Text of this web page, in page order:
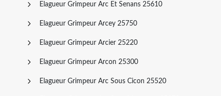
Elagueur Grimpeur Arc Et Senans 25610
Elagueur Grimpeur Arcey 25750
Elagueur Grimpeur Arcier 25220
Elagueur Grimpeur Arcon 25300
Elagueur Grimpeur Arc Sous Cicon 25520